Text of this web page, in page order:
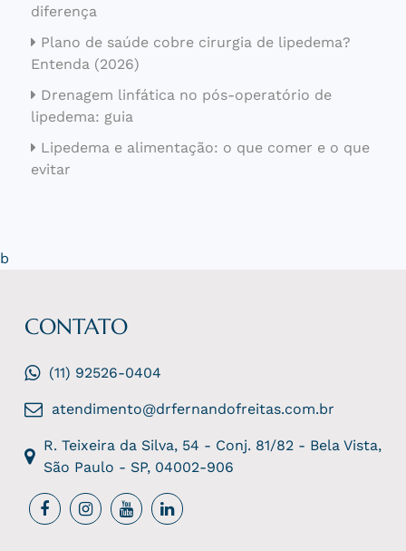
diferença
Plano de saúde cobre cirurgia de lipedema?
Entenda (2026)
Drenagem linfática no pós-operatório de
lipedema: guia
Lipedema e alimentação: o que comer e o que
evitar
b
CONTATO
(11) 92526-0404
atendimento@drfernandofreitas.com.br
R. Teixeira da Silva, 54 - Conj. 81/82 - Bela Vista,
São Paulo - SP, 04002-906